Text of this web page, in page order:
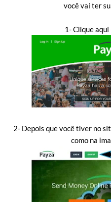
você vai ter
1- Clique
2- Depois que você tiver no
como na